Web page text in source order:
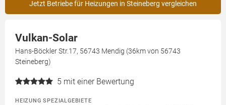
Jetzt Betriebe für Heizungen in Steineberg vergleichen
Vulkan-Solar
Hans-Böckler Str.17, 56743 Mendig (36km von 56743
Steineberg)
5 mit einer Bewertung
HEIZUNG SPEZIALGEBIETE